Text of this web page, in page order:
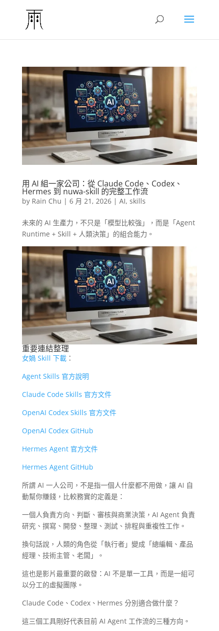
用 AI 組一家公司：從 Claude Code、Codex、
Hermes 到 nuwa-skill 的完整工作流
by Rain Chu | 6 月 21, 2026| AI, skills
未來的 AI 生產力，不只是「模型比較強」，而是「Agent
Runtime + Skill + 人類決策」的組合能力。
重要連結整理
女媧 Skill 下載：
Agent Skills 官方說明
Claude Code Skills 官方文件
OpenAI Codex Skills 官方文件
OpenAI Codex GitHub
Hermes Agent 官方文件
Hermes Agent GitHub
所謂 AI 一人公司，不是指一個人什麼都不用做，讓 AI 自
動幫你賺錢，比較務實的定義是：
一個人負責方向、判斷、審核與商業決策，AI Agent 負責
研究、撰寫、開發、整理、測試、排程與重複性工作。
換句話說，人類的角色從「執行者」變成「總編輯、產品
經理、技術主管、老闆」。
這也是影片最重要的啟發：AI 不是單一工具，而是一組可
以分工的虛擬團隊。
Claude Code、Codex、Hermes 分別適合做什麼？
這三個工具剛好代表目前 AI Agent 工作流的三種方向。